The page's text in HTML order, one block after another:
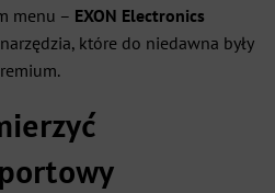
menu – EXON Electronics
które do niedawna były